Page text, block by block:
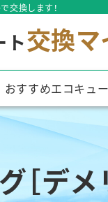
交換します！
ト交換マ
おすすめエコキュ
［デ